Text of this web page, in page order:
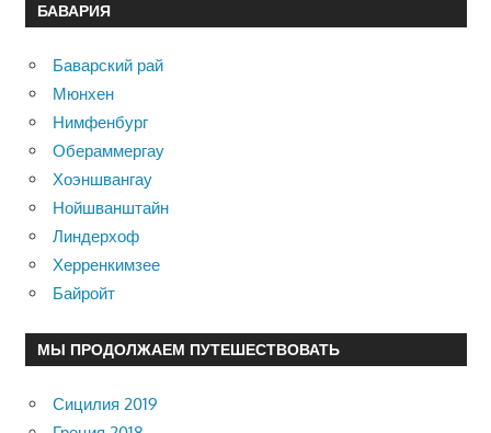
БАВАРИЯ
Баварский рай
Мюнхен
Нимфенбург
Обераммергау
Хоэншвангау
Нойшванштайн
Линдерхоф
Херренкимзее
Байройт
МЫ ПРОДОЛЖАЕМ ПУТЕШЕСТВОВАТЬ
Сицилия 2019